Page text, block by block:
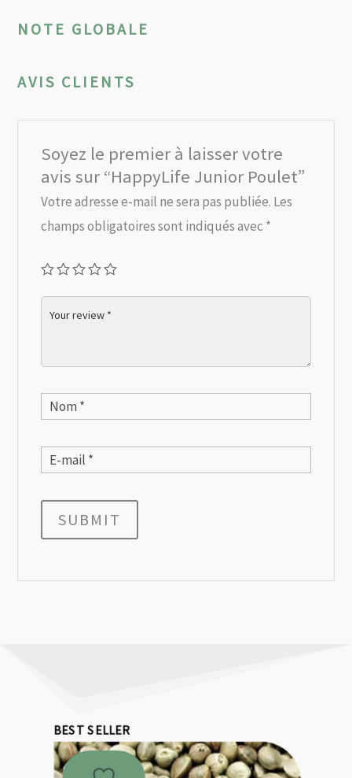
NOTE GLOBALE
AVIS CLIENTS
Soyez le premier à laisser votre
avis sur “HappyLife Junior Poulet”
Votre adresse e-mail ne sera pas publiée. Les
champs obligatoires sont indiqués avec *
SUBMIT
BEST SELLER